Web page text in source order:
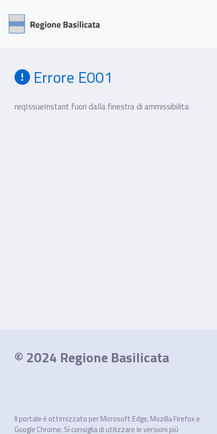
Errore E001
reqIssueInstant fuori dalla finestra di ammissibilita
© 2024 Regione Basilicata
Il portale è ottimizzato per Microsoft Edge, Mozilla Firefox e
Google Chrome. Si consiglia di utilizzare le versioni più